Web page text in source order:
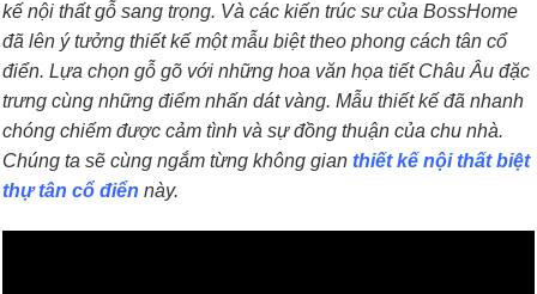
kế nội thất gỗ sang trọng. Và các kiến trúc sư của BossHome
đã lên ý tưởng thiết kế một mẫu biệt theo phong cách tân cổ
điển. Lựa chọn gỗ gõ với những hoa văn họa tiết Châu Âu đặc
trưng cùng những điểm nhấn dát vàng. Mẫu thiết kế đã nhanh
chóng chiếm được cảm tình và sự đồng thuận của chu nhà.
Chúng ta sẽ cùng ngắm từng không gian thiết kế nội thất biệt
thự tân cổ điển này.